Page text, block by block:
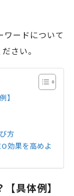
ワードについて
さい。
】
方
効果を高めよ
具体例】